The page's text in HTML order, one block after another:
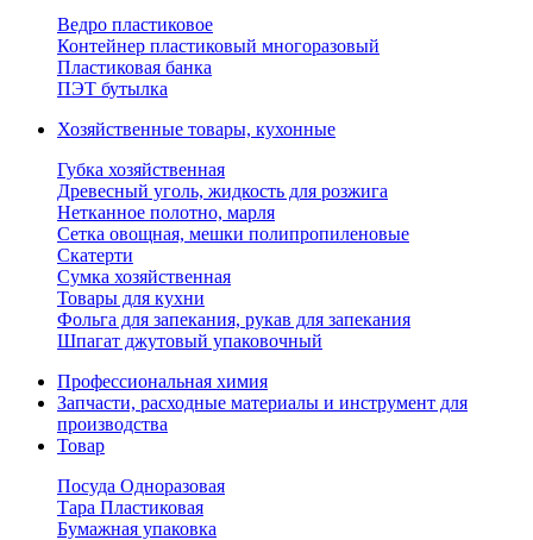
Ведро пластиковое
Контейнер пластиковый многоразовый
Пластиковая банка
ПЭТ бутылка
Хозяйственные товары, кухонные
Губка хозяйственная
Древесный уголь, жидкость для розжига
Нетканное полотно, марля
Сетка овощная, мешки полипропиленовые
Скатерти
Сумка хозяйственная
Товары для кухни
Фольга для запекания, рукав для запекания
Шпагат джутовый упаковочный
Профессиональная химия
Запчасти, расходные материалы и инструмент для
производства
Товар
Посуда Одноразовая
Тара Пластиковая
Бумажная упаковка